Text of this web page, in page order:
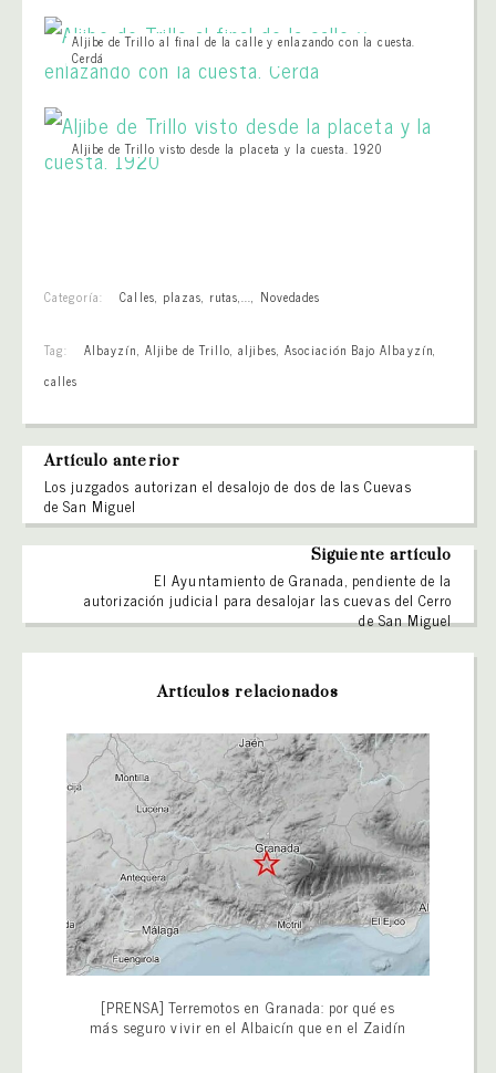
Aljibe de Trillo al final de la calle y enlazando con la cuesta.
Cerdá
Aljibe de Trillo visto desde la placeta y la cuesta. 1920
Categoría: Calles, plazas, rutas,..., Novedades
Tag: Albayzín, Aljibe de Trillo,aljibes, Asociación Bajo Albayzín,
calles
Artículo anterior
Los juzgados autorizan el desalojo de dos de las Cuevas
de San Miguel
Siguiente artículo
El Ayuntamiento de Granada, pendiente de la
autorización judicial para desalojar las cuevas del Cerro
de San Miguel
Artículos relacionados
[PRENSA] Terremotos en Granada: por qué es
más seguro vivir en el Albaicín que en el Zaidín